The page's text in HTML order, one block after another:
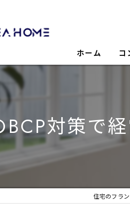
ホーム コ
BCP対策で
住宅のフラ